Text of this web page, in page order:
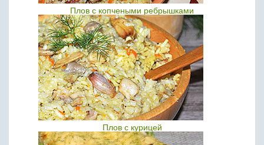
Плов с копчеными ребрышками
Плов с курицей